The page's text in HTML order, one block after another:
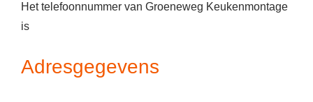
Het telefoonnummer van Groeneweg Keukenmontage
is
Adresgegevens